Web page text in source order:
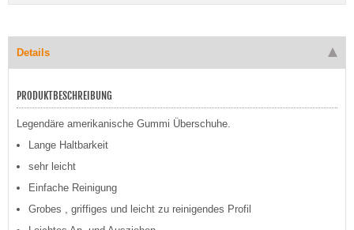
Details
PRODUKTBESCHREIBUNG
Legendäre amerikanische Gummi Überschuhe.
Lange Haltbarkeit
sehr leicht
Einfache Reinigung
Grobes , griffiges und leicht zu reinigendes Profil